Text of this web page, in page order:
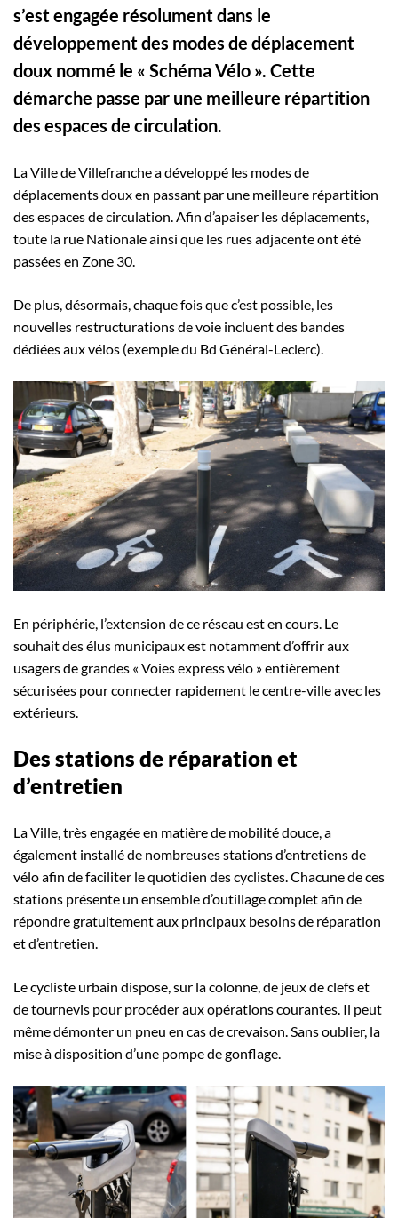
s’est engagée résolument dans le
développement des modes de déplacement
doux nommé le « Schéma Vélo ». Cette
démarche passe par une meilleure répartition
des espaces de circulation.
La Ville de Villefranche a développé les modes de
déplacements doux en passant par une meilleure répartition
des espaces de circulation. Afin d’apaiser les déplacements,
toute la rue Nationale ainsi que les rues adjacente ont été
passées en Zone 30.
De plus, désormais, chaque fois que c’est possible, les
nouvelles restructurations de voie incluent des bandes
dédiées aux vélos (exemple du Bd Général-Leclerc).
En périphérie, l’extension de ce réseau est en cours. Le
souhait des élus municipaux est notamment d’offrir aux
usagers de grandes « Voies express vélo » entièrement
sécurisées pour connecter rapidement le centre-ville avec les
extérieurs.
Des stations de réparation et
d’entretien
La Ville, très engagée en matière de mobilité douce, a
également installé de nombreuses stations d’entretiens de
vélo afin de faciliter le quotidien des cyclistes. Chacune de ces
stations présente un ensemble d’outillage complet afin de
répondre gratuitement aux principaux besoins de réparation
et d’entretien.
Le cycliste urbain dispose, sur la colonne, de jeux de clefs et
de tournevis pour procéder aux opérations courantes. Il peut
même démonter un pneu en cas de crevaison. Sans oublier, la
mise à disposition d’une pompe de gonflage.